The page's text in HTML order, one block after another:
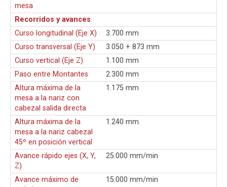
mesa
Recorridos y avances
Curso longitudinal (Eje X)
3.700 mm
Curso transversal (Eje Y)
3.050 + 873 mm
Curso vertical (Eje Z)
1.100 mm
Paso entre Montantes
2.300 mm
Altura máxima de la
mesa a la nariz con
cabezal salida directa
1.175 mm
Altura máxima de la
mesa a la nariz cabezal
45º en posición vertical
1.240 mm.
Avance rápido ejes (X, Y,
Z)
25.000 mm/min
Avance máximo de
15.000 mm/min